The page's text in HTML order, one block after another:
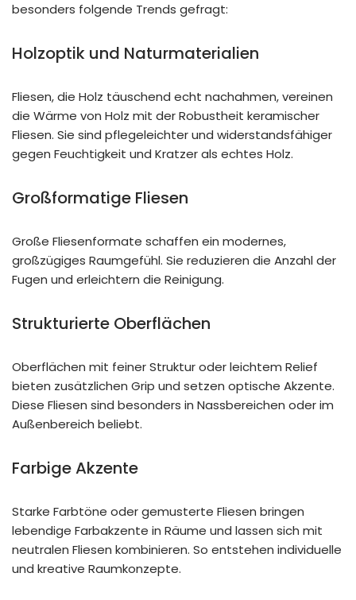
besonders folgende Trends gefragt:
Holzoptik und Naturmaterialien
Fliesen, die Holz täuschend echt nachahmen, vereinen
die Wärme von Holz mit der Robustheit keramischer
Fliesen. Sie sind pflegeleichter und widerstandsfähiger
gegen Feuchtigkeit und Kratzer als echtes Holz.
Großformatige Fliesen
Große Fliesenformate schaffen ein modernes,
großzügiges Raumgefühl. Sie reduzieren die Anzahl der
Fugen und erleichtern die Reinigung.
Strukturierte Oberflächen
Oberflächen mit feiner Struktur oder leichtem Relief
bieten zusätzlichen Grip und setzen optische Akzente.
Diese Fliesen sind besonders in Nassbereichen oder im
Außenbereich beliebt.
Farbige Akzente
Starke Farbtöne oder gemusterte Fliesen bringen
lebendige Farbakzente in Räume und lassen sich mit
neutralen Fliesen kombinieren. So entstehen individuelle
und kreative Raumkonzepte.